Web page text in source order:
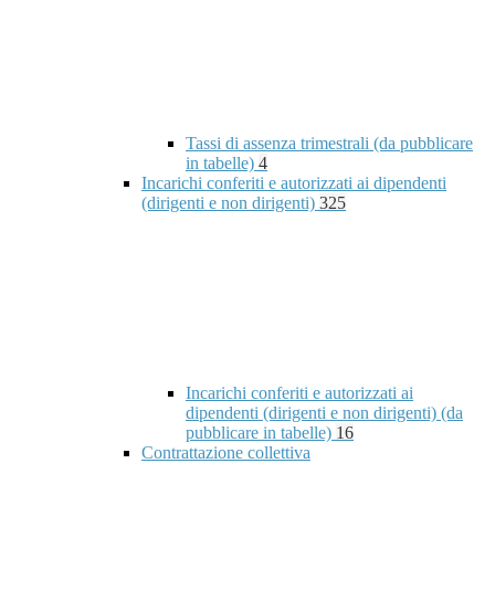
Tassi di assenza trimestrali (da pubblicare
in tabelle) 4
Incarichi conferiti e autorizzati ai dipendenti
(dirigenti e non dirigenti) 325
Incarichi conferiti e autorizzati ai
dipendenti (dirigenti e non dirigenti) (da
pubblicare in tabelle) 16
Contrattazione collettiva